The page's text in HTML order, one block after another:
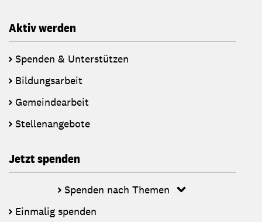
Aktiv werden
Spenden & Unterstützen
Bildungsarbeit
Gemeindearbeit
Stellenangebote
Jetzt spenden
Spenden nach Themen
Einmalig spenden